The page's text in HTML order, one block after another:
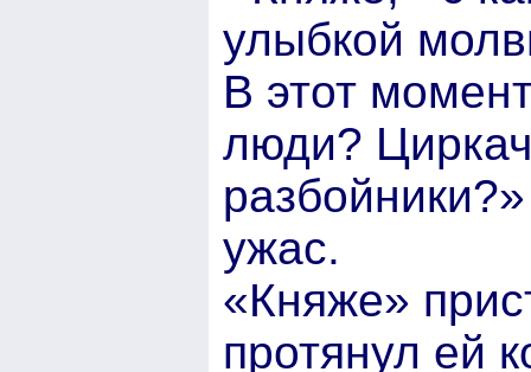
улыбкой
В этот
люди?
ужас.
«Княже»
протянул ей